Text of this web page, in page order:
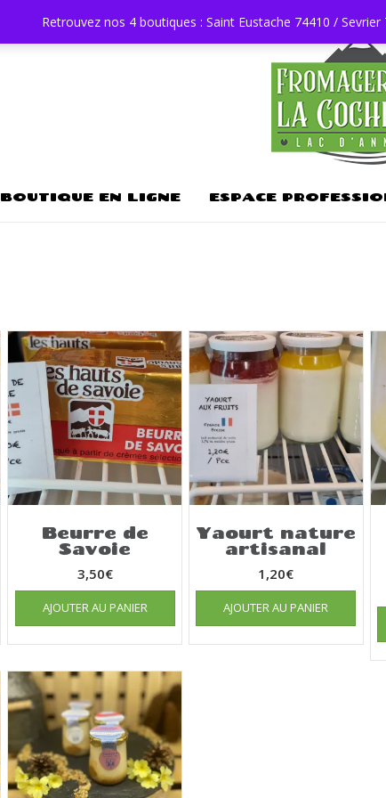
Retrouvez nos 4 boutiques : Saint Eustache 74410 /
BOUTIQUE EN LIGNE ESPACE
Beurre de
Savoie
3,50€
AJOUTER AU PANIER
Yaourt nature
artisanal
1,20€
AJOUTER AU PANIER